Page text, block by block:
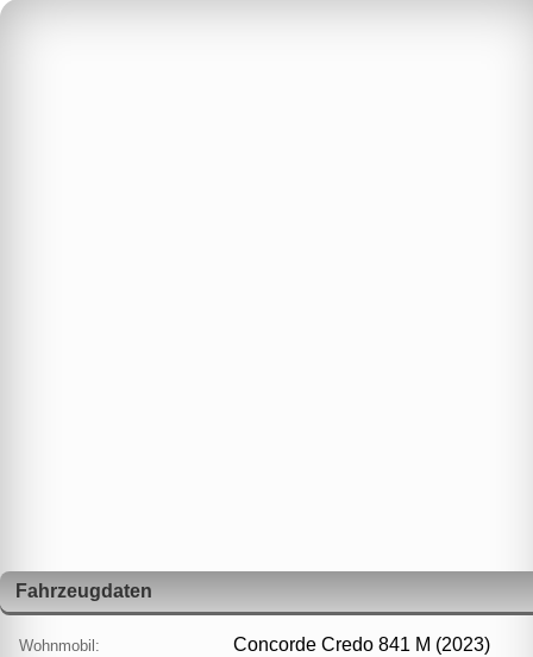
Fahrzeugdaten
Wohnmobil: Concorde Credo 841 M (2023)